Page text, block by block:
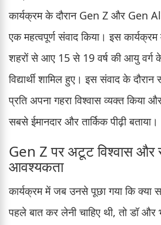
कार्यक्रम के दौरान Gen Z और Gen
एक महत्वपूर्ण संवाद किया। इस
शहरों से आए 15 से 19 वर्ष की आयु
विद्यार्थी शामिल हुए। इस संवाद के
प्रति अपना गहरा विश्वास व्यक्त
सबसे ईमानदार और तार्किक पीढ़ी बताया।
Gen Z पर अटूट विश्वास और
आवश्यकता
कार्यक्रम में जब उनसे पूछा गया कि क्या
पहले बात कर लेनी चाहिए थी, तो डॉ